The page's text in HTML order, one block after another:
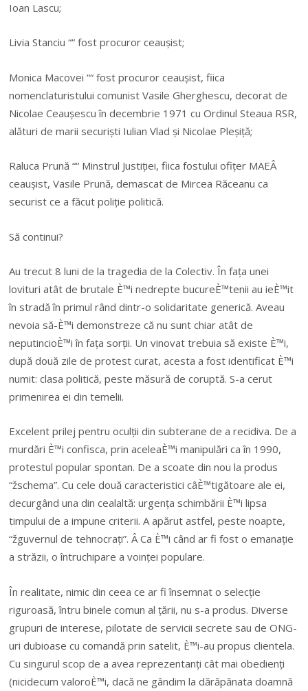
Ioan Lascu;
Livia Stanciu ““ fost procuror ceaușist;
Monica Macovei ““ fost procuror ceaușist, fiica
nomenclaturistului comunist Vasile Gherghescu, decorat de
Nicolae Ceaușescu în decembrie 1971 cu Ordinul Steaua RSR,
alături de marii securiști Iulian Vlad și Nicolae Pleșiță;
Raluca Prună ““ Minstrul Justiției, fiica fostului ofițer MAEÂ
ceaușist, Vasile Prună, demascat de Mircea Răceanu ca
securist ce a făcut poliție politică.
Să continui?
Au trecut 8 luni de la tragedia de la Colectiv. În fața unei
lovituri atât de brutale È™i nedrepte bucureÈ™tenii au ieÈ™it
în stradă în primul rând dintr-o solidaritate generică. Aveau
nevoia să-È™i demonstreze că nu sunt chiar atât de
neputincioÈ™i în fața sorții. Un vinovat trebuia să existe È™i,
după două zile de protest curat, acesta a fost identificat È™i
numit: clasa politică, peste măsură de coruptă. S-a cerut
primenirea ei din temelii.
Excelent prilej pentru oculții din subterane de a recidiva. De a
murdări È™i confisca, prin aceleaÈ™i manipulări ca în 1990,
protestul popular spontan. De a scoate din nou la produs
“žschema”. Cu cele două caracteristici câÈ™tigătoare ale ei,
decurgând una din cealaltă: urgența schimbării È™i lipsa
timpului de a impune criterii. A apărut astfel, peste noapte,
“žguvernul de tehnocrați”. Â Ca È™i când ar fi fost o emanație
a străzii, o întruchipare a voinței populare.
În realitate, nimic din ceea ce ar fi însemnat o selecție
riguroasă, întru binele comun al țării, nu s-a produs. Diverse
grupuri de interese, pilotate de servicii secrete sau de ONG-
uri dubioase cu comandă prin satelit, È™i-au propus clientela.
Cu singurul scop de a avea reprezentanți cât mai obedienți
(nicidecum valoroÈ™i, dacă ne gândim la dărăpănata doamnă